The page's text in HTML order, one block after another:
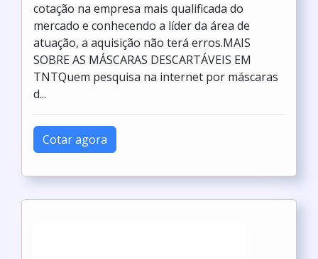
cotação na empresa mais qualificada do
mercado e conhecendo a líder da área de
atuação, a aquisição não terá erros.MAIS
SOBRE AS MÁSCARAS DESCARTÁVEIS EM
TNTQuem pesquisa na internet por máscaras
d...
Cotar agora